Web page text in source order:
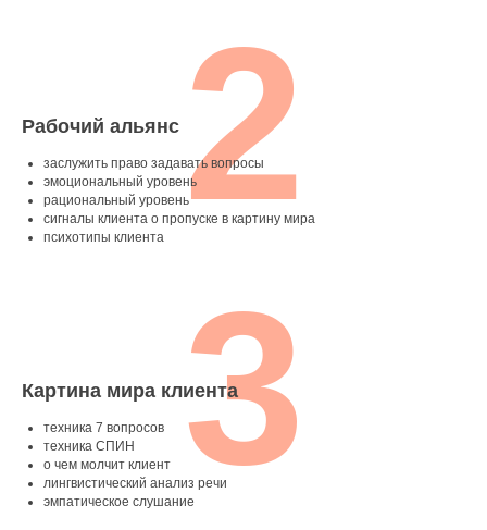
Рабочий альянс
заслужить право задавать вопросы
эмоциональный уровень
рациональный уровень
сигналы клиента о пропуске в картину мира
психотипы клиента
2
Картина мира клиента
техника 7 вопросов
техника СПИН
о чем молчит клиент
лингвистический анализ речи
эмпатическое слушание3